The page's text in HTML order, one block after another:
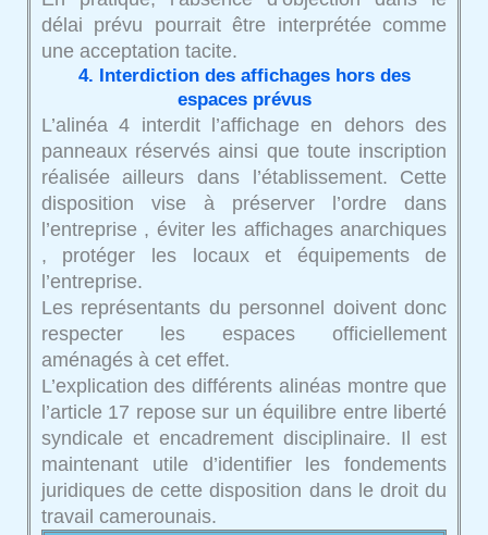
délai prévu pourrait être interprétée comme
une acceptation tacite.
4. Interdiction des affichages hors des
espaces prévus
L’alinéa 4 interdit l’affichage en dehors des
panneaux réservés ainsi que toute inscription
réalisée ailleurs dans l’établissement. Cette
disposition vise à préserver l’ordre dans
l’entreprise , éviter les affichages anarchiques
, protéger les locaux et équipements de
l’entreprise.
Les représentants du personnel doivent donc
respecter les espaces officiellement
aménagés à cet effet.
L’explication des différents alinéas montre que
l’article 17 repose sur un équilibre entre liberté
syndicale et encadrement disciplinaire. Il est
maintenant utile d’identifier les fondements
juridiques de cette disposition dans le droit du
travail camerounais.